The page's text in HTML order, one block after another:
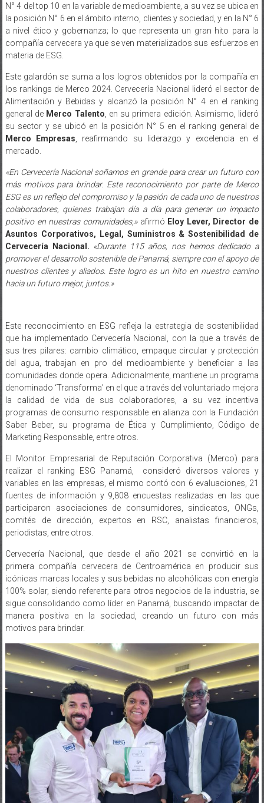
N° 4 del top 10 en la variable de medioambiente, a su vez se ubica en
la posición N° 6 en el ámbito interno, clientes y sociedad, y en la N° 6
a nivel ético y gobernanza; lo que representa un gran hito para la
compañía cervecera ya que se ven materializados sus esfuerzos en
materia de ESG.
Este galardón se suma a los logros obtenidos por la compañía en
los rankings de Merco 2024. Cervecería Nacional lideró el sector de
Alimentación y Bebidas y alcanzó la posición N° 4 en el ranking
general de Merco Talento , en su primera edición. Asimismo, lideró
su sector y se ubicó en la posición N° 5 en el ranking general de
Merco Empresas , reafirmando su liderazgo y excelencia en el
mercado.
«En Cervecería Nacional soñamos en grande para crear un futuro con
más motivos para brindar. Este reconocimiento por parte de Merco
ESG es un reflejo del compromiso y la pasión de cada uno de nuestros
colaboradores, quienes trabajan día a día para generar un impacto
positivo en nuestras comunidades,» afirmó Eloy Lever, Director de
Asuntos Corporativos, Legal, Suministros & Sostenibilidad de
Cervecería Nacional. «Durante 115 años, nos hemos dedicado a
promover el desarrollo sostenible de Panamá, siempre con el apoyo de
nuestros clientes y aliados. Este logro es un hito en nuestro camino
hacia un futuro mejor, juntos.»
Este reconocimiento en ESG refleja la estrategia de sostenibilidad
que ha implementado Cervecería Nacional, con la que a través de
sus tres pilares: cambio climático, empaque circular y protección
del agua, trabajan en pro del medioambiente y beneficiar a las
comunidades donde opera. Adicionalmente, mantiene un programa
denominado ‘Transforma’ en el que a través del voluntariado mejora
la calidad de vida de sus colaboradores, a su vez incentiva
programas de consumo responsable en alianza con la Fundación
Saber Beber, su programa de Ética y Cumplimiento, Código de
Marketing Responsable, entre otros.
El Monitor Empresarial de Reputación Corporativa (Merco) para
realizar el ranking ESG Panamá, consideró diversos valores y
variables en las empresas, el mismo contó con 6 evaluaciones, 21
fuentes de información y 9,808 encuestas realizadas en las que
participaron asociaciones de consumidores, sindicatos, ONGs,
comités de dirección, expertos en RSC, analistas financieros,
periodistas, entre otros.
Cervecería Nacional, que desde el año 2021 se convirtió en la
primera compañía cervecera de Centroamérica en producir sus
icónicas marcas locales y sus bebidas no alcohólicas con energía
100% solar, siendo referente para otros negocios de la industria, se
sigue consolidando como líder en Panamá, buscando impactar de
manera positiva en la sociedad, creando un futuro con más
motivos para brindar.